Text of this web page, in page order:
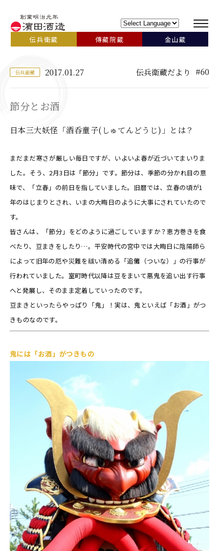
伝兵衛蔵 傳藏院蔵 金山蔵
伝兵衛蔵 2017.01.27 伝兵衛蔵だより #60
節分とお酒
日本三大妖怪「酒呑童子(しゅてんどうじ)」とは？
まだまだ寒さが厳しい毎日ですが、いよいよ春が近づいてまいりま
した。そう、2月3日は「節分」です。節分は、季節の分かれ目の意
味で、「立春」の前日を指していました。旧暦では、立春の頃が1
年のはじまりとされ、いまの大晦日のように大事にされていたので
す。
皆さんは、「節分」をどのように過ごしていますか？恵方巻きを食
べたり、豆まきをしたり…。平安時代の宮中では大晦日に陰陽師ら
によって旧年の厄や災難を祓い清める「追儺（ついな）」の行事が
行われていました。室町時代以降は豆をまいて悪鬼を追い出す行事
へと発展し、そのまま定着していったのです。
豆まきといったらやっぱり「鬼」！実は、鬼といえば「お酒」がつ
きものなのです。
鬼には「お酒」がつきもの